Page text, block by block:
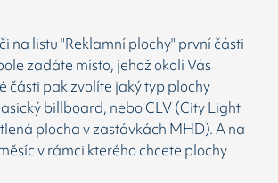
na listu "Reklamní plochy" první části
zadáte místo, jehož okolí Vás
části pak zvolíte jaký typ plochy
billboard, nebo CLV (City Light
plocha v zastávkách MHD). A na
v rámci kterého chcete plochy